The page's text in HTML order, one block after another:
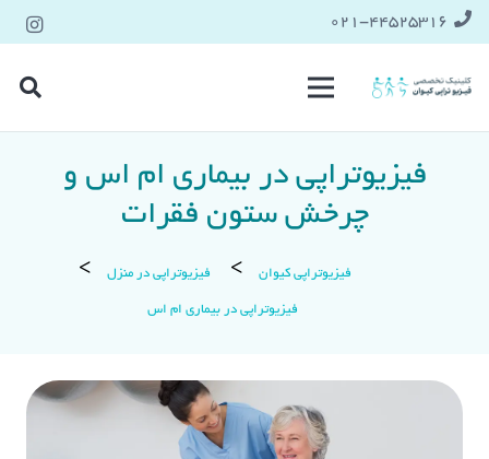
021-۴۴۵۲۵۳۱۶
فیزیوتراپی در بیماری ام اس و
چرخش ستون فقرات
فیزیوتراپی کیوان فیزیوتراپی در منزل
فیزیوتراپی در بیماری ام اس